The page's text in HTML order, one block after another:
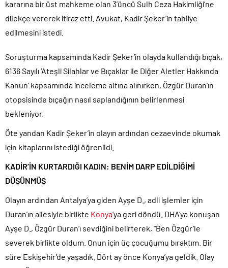
kararına bir üst mahkeme olan 3’üncü Sulh Ceza Hakimliği’ne
dilekçe vererek itiraz etti. Avukat, Kadir Şeker’in tahliye
edilmesini istedi.
Soruşturma kapsamında Kadir Şeker’in olayda kullandığı bıçak,
6136 Sayılı ‘Ateşli Silahlar ve Bıçaklar ile Diğer Aletler Hakkında
Kanun’ kapsamında inceleme altına alınırken, Özgür Duran’ın
otopsisinde bıçağın nasıl saplandığının belirlenmesi
bekleniyor.
Öte yandan Kadir Şeker’in olayın ardından cezaevinde okumak
için kitaplarını istediği öğrenildi.
KADİR’İN KURTARDIĞI KADIN: BENİM DARP EDİLDİĞİMİ
DÜŞÜNMÜŞ
Olayın ardından Antalya’ya giden Ayşe D., adli işlemler için
Duran’ın ailesiyle birlikte Konya‘ya geri döndü. DHA’ya konuşan
Ayşe D., Özgür Duran’ı sevdiğini belirterek, ”Ben Özgür’le
severek birlikte oldum. Onun için üç çocuğumu bıraktım. Bir
süre Eskişehir’de yaşadık. Dört ay önce Konya’ya geldik. Olay